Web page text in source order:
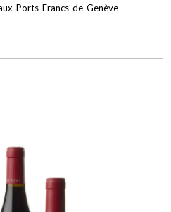
Ports Francs de Genève